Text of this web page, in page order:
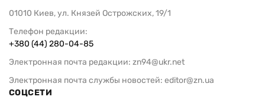
01010 Киев, ул. Князей Острожских, 19/1
Телефон редакции:
+380 (44) 280-04-85
Электронная почта редакции: zn94@ukr.net
Электронная почта службы новостей: editor@zn.ua
СОЦСЕТИ